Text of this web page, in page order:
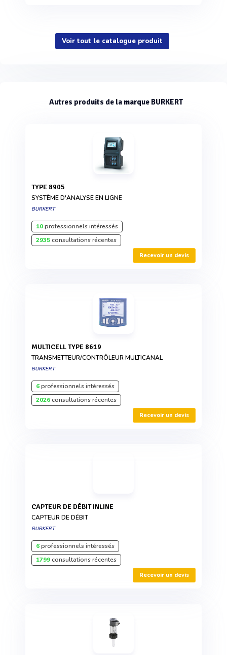
Voir tout le catalogue produit
Autres produits de la marque BURKERT
TYPE 8905
SYSTÈME D'ANALYSE EN LIGNE
BURKERT
10professionnels intéressés
2935consultations récentes
Recevoir un devis
MULTICELL TYPE 8619
TRANSMETTEUR/CONTRÔLEUR MULTICANAL
BURKERT
6professionnels intéressés
2026consultations récentes
Recevoir un devis
CAPTEUR DE DÉBIT INLINE
CAPTEUR DE DÉBIT
BURKERT
6professionnels intéressés
1799consultations récentes
Recevoir un devis